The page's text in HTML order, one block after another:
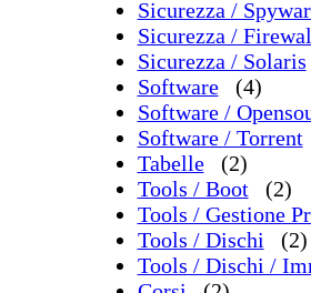
Sicurezza /
Sicurezza /
Sicurezza / Solaris
Software
(4)
Software /
Software / Torrent
Tabelle
(2)
Tools / Boot
(2)
Tools / Gestione
Tools / Dischi
(2)
Tools / Dischi /